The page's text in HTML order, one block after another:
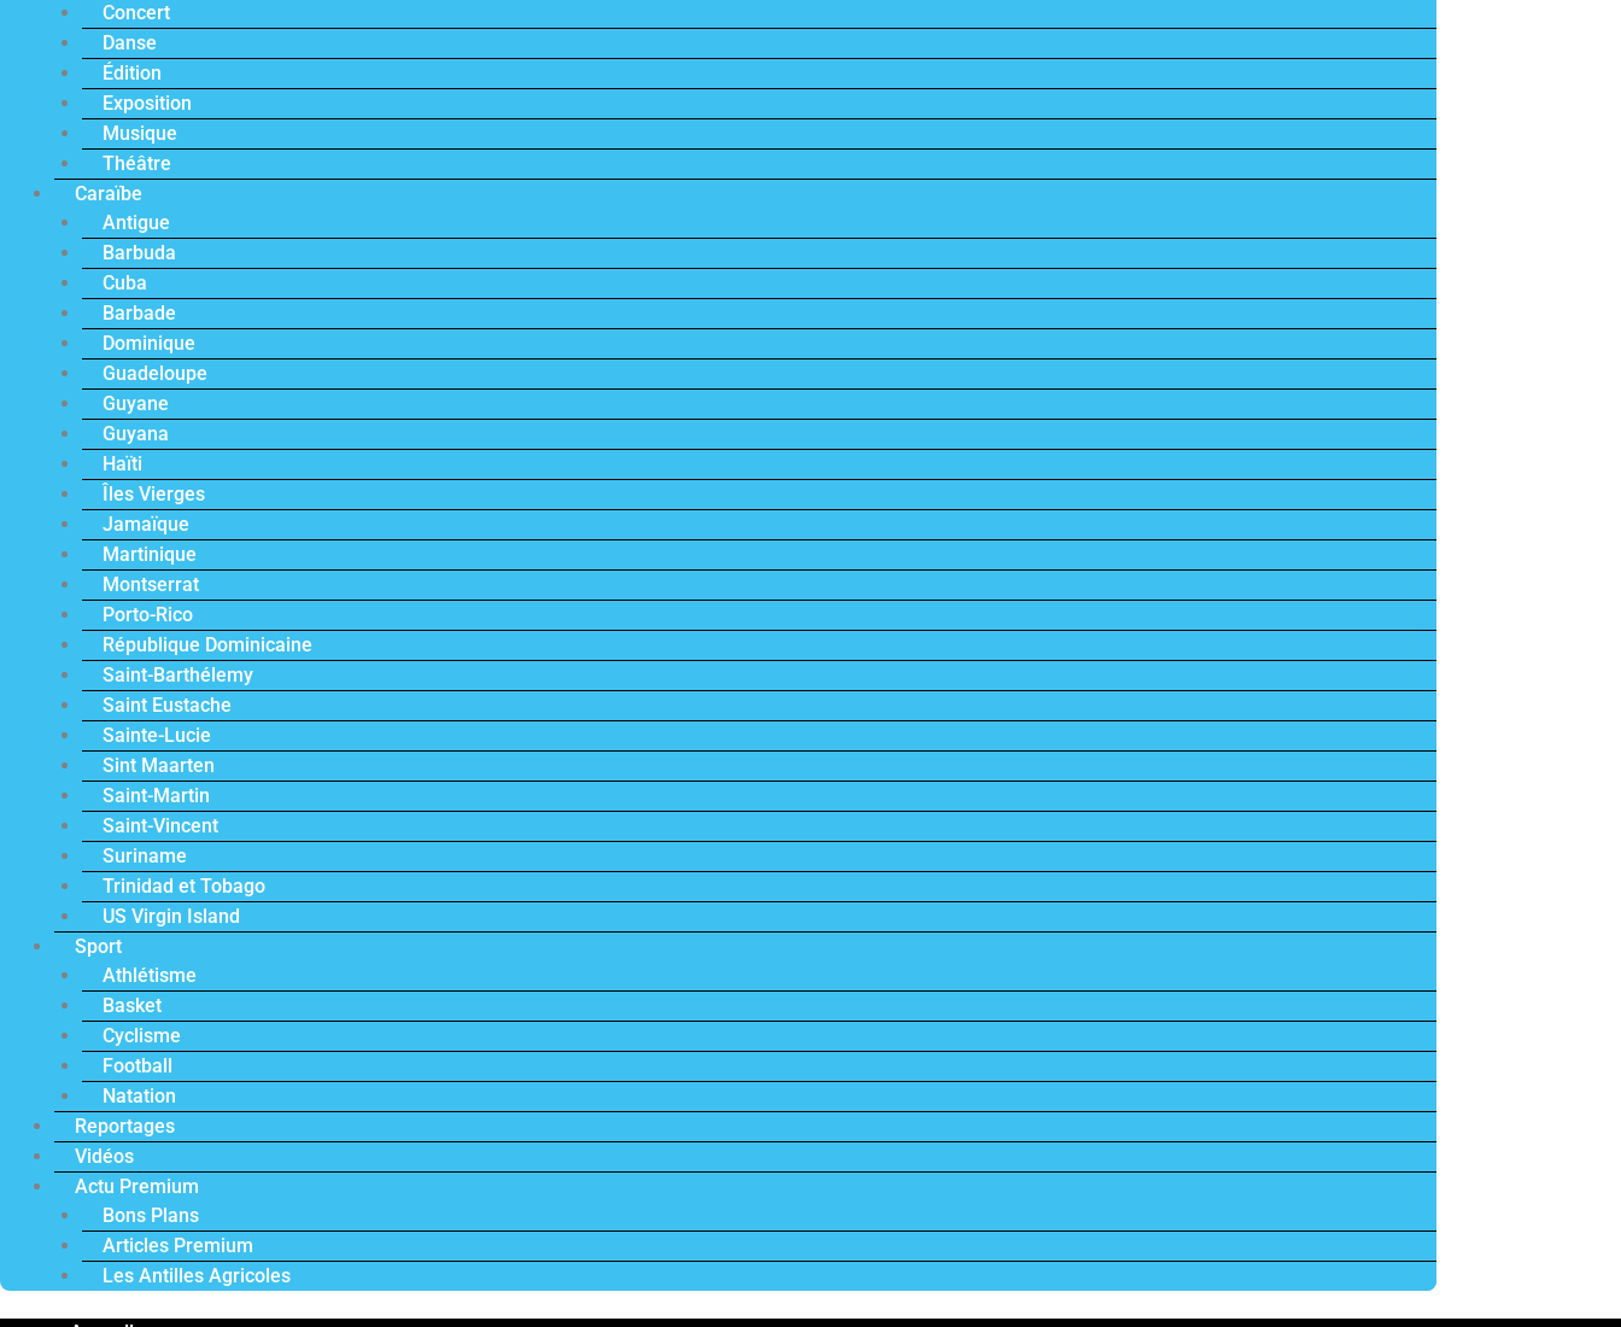
Concert
Danse
Édition
Exposition
Musique
Théâtre
Caraïbe
Antigue
Barbuda
Cuba
Barbade
Dominique
Guadeloupe
Guyane
Guyana
Haïti
Îles Vierges
Jamaïque
Martinique
Montserrat
Porto-Rico
République Dominicaine
Saint-Barthélemy
Saint Eustache
Sainte-Lucie
Sint Maarten
Saint-Martin
Saint-Vincent
Suriname
Trinidad et Tobago
US Virgin Island
Sport
Athlétisme
Basket
Cyclisme
Football
Natation
Reportages
Vidéos
Actu Premium
Bons Plans
Articles Premium
Les Antilles Agricoles